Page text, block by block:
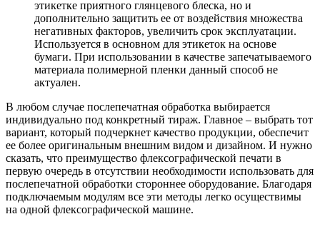
этикетке приятного глянцевого блеска, но и
дополнительно защитить ее от воздействия множества
негативных факторов, увеличить срок эксплуатации.
Используется в основном для этикеток на основе
бумаги. При использовании в качестве запечатываемого
материала полимерной пленки данный способ не
актуален.
В любом случае послепечатная обработка выбирается
индивидуально под конкретный тираж. Главное – выбрать тот
вариант, который подчеркнет качество продукции, обеспечит
ее более оригинальным внешним видом и дизайном. И нужно
сказать, что преимущество флексографической печати в
первую очередь в отсутствии необходимости использовать для
послепечатной обработки стороннее оборудование. Благодаря
подключаемым модулям все эти методы легко осуществимы
на одной флексографической машине.